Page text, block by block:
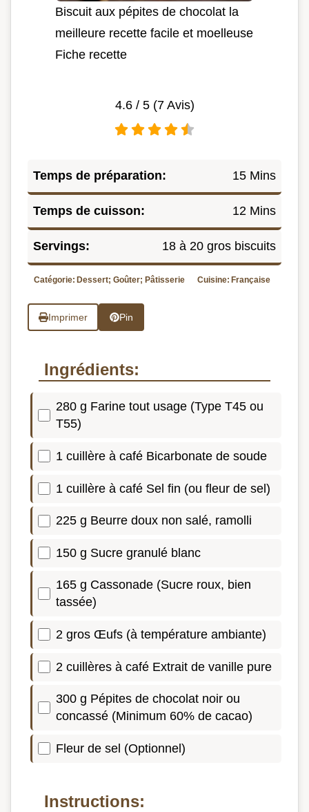
Biscuit aux pépites de chocolat la
meilleure recette facile et moelleuse
Fiche recette
4.6/ 5 (7Avis)
Temps de préparation: 15 Mins
Temps de cuisson: 12 Mins
Servings: 18 à 20 gros biscuits
Catégorie: Dessert; Goûter; Pâtisserie Cuisine: Française
Imprimer Pin
Ingrédients:
280 g Farine tout usage (Type T45 ou
T55)
1 cuillère à café Bicarbonate de soude
1 cuillère à café Sel fin (ou fleur de sel)
225 g Beurre doux non salé, ramolli
150 g Sucre granulé blanc
165 g Cassonade (Sucre roux, bien
tassée)
2 gros Œufs (à température ambiante)
2 cuillères à café Extrait de vanille pure
300 g Pépites de chocolat noir ou
concassé (Minimum 60% de cacao)
Fleur de sel (Optionnel)
Instructions: